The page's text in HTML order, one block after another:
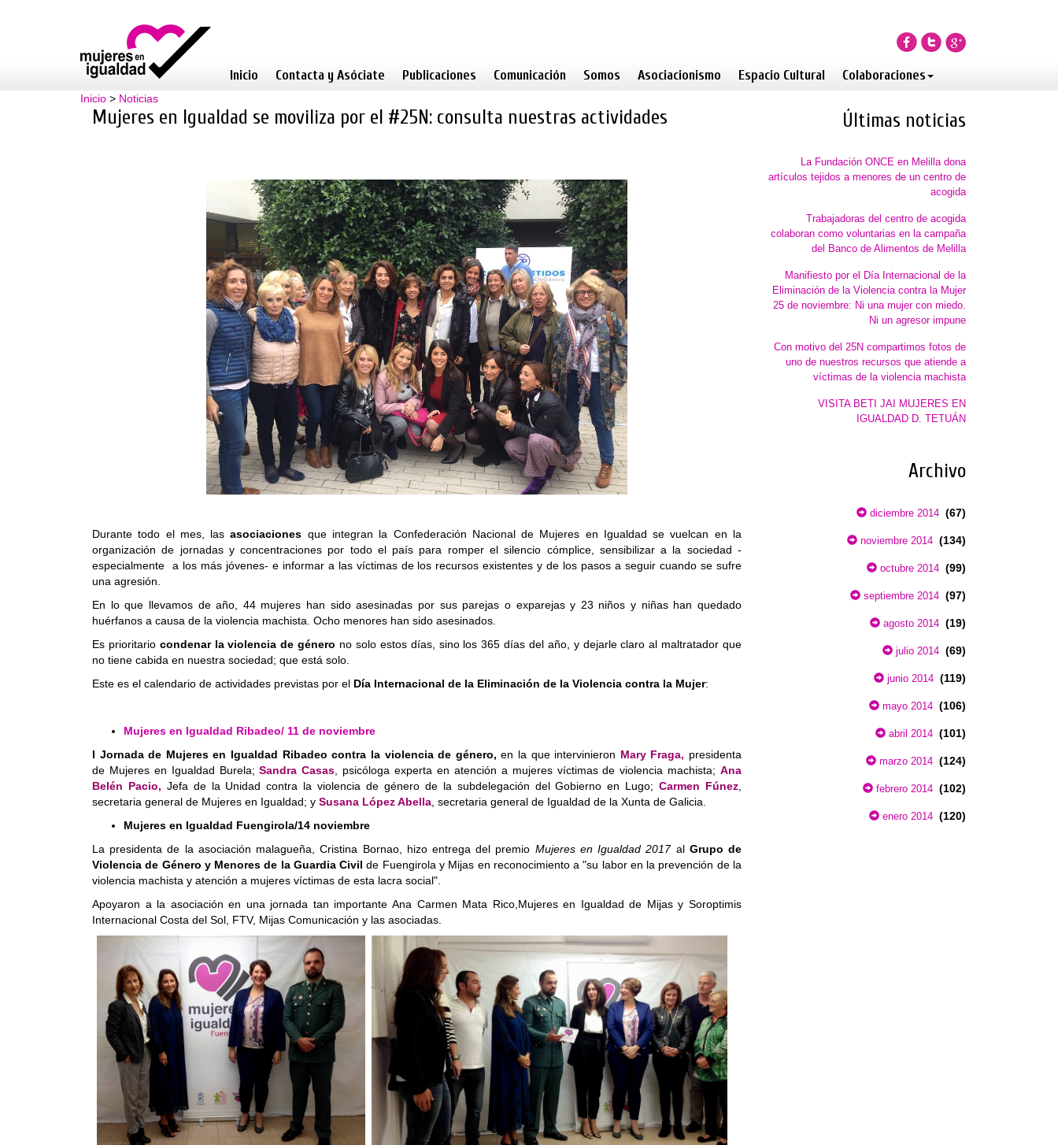
Inicio Contacta y Asóciate Publicaciones Comunicación Somos Asociacionismo Espacio Cultural Colaboraciones
Inicio > Noticias
Mujeres en Igualdad se moviliza por el #25N: consulta nuestras actividades
Durante todo el mes, lasasociaciones que integran la Confederación Nacional de Mujeres en Igualdad se vuelcan en la
organización de jornadas y concentraciones por todo el país para romper el silencio cómplice, sensibilizar a la sociedad -
especialmente a los más jóvenes- e informar a lasvíctimas de los recursos existentes y de los pasos a seguir cuando se sufre
una agresión.
En lo que llevamos de año, 44 mujeres han sido asesinadas por sus parejas o exparejas y 23 niños y niñas han quedado
huérfanos a causa de la violencia machista. Ocho menores han sido asesinados.
Es prioritario condenar la violencia de género no solo estos días, sino los 365 días del año, y dejarle claro al maltratador que
no tiene cabida en nuestra sociedad; que está solo.
Este es el calendario de actividades previstas por el Día Internacional de la Eliminación de la Violencia contra la Mujer:
Mujeres en Igualdad Ribadeo/ 11 de noviembre
I Jornada de Mujeres en Igualdad Ribadeo contra la violencia de género,en la que intervinieron Mary Fraga, presidenta
de Mujeres en Igualdad Burela; Sandra Casas , psicóloga experta en atención a mujeres víctimas de violencia machista; Ana
Belén Pacio, Jefa de la Unidad contra la violencia de género de la subdelegación del Gobierno en Lugo;Carmen Fúnez
secretaria general de Mujeres en Igualdad; y Susana López Abella , secretaria general de Igualdad de la Xunta de Galicia.
Mujeres en Igualdad Fuengirola/14 noviembre
La presidenta de la asociación malagueña, Cristina Bornao, hizo entrega del premio Mujeres en Igualdad 2017al Grupo de
Violencia de Género y Menores de la Guardia Civil de Fuengirola y Mijas en reconocimiento a "su labor en la prevención de la
violencia machista y atención a mujeres víctimas de esta lacra social".
Apoyaron a la asociación en una jornada tan importante Ana Carmen Mata Rico,Mujeres en Igualdad de Mijas y Soroptimis
Internacional Costa del Sol, FTV, Mijas Comunicación y las asociadas.
Últimas noticias
La Fundación ONCE en Melilla dona
artículos tejidos a menores de un centro de
acogida
Trabajadoras del centro de acogida
colaboran como voluntarias en la campaña
del Banco de Alimentos de Melilla
Manifiesto por el Día Internacional de la
Eliminación de la Violencia contra la Mujer
25 de noviembre: Ni una mujer con miedo.
Ni un agresor impune
Con motivo del 25N compartimos fotos de
uno de nuestros recursos que atiende a
víctimas de la violencia machista
VISITA BETI JAI MUJERES EN
IGUALDAD D. TETUÁN
Archivo
diciembre 2014 (67)
noviembre 2014 (134)
octubre 2014 (99)
septiembre 2014 (97)
agosto 2014 (19)
julio 2014 (69)
junio 2014 (119)
mayo 2014 (106)
abril 2014 (101)
marzo 2014 (124)
febrero 2014 (102)
enero 2014 (120)